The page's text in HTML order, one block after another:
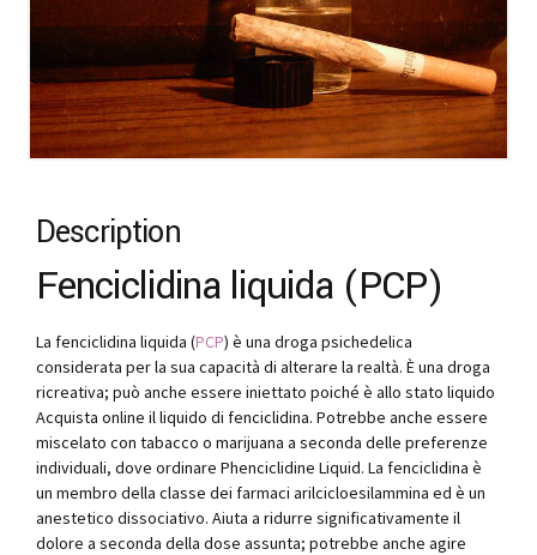
Description
Fenciclidina liquida (PCP)
La fenciclidina liquida (PCP) è una droga psichedelica
considerata per la sua capacità di alterare la realtà. È una droga
ricreativa; può anche essere iniettato poiché è allo stato liquido
Acquista online il liquido di fenciclidina. Potrebbe anche essere
miscelato con tabacco o marijuana a seconda delle preferenze
individuali, dove ordinare Phenciclidine Liquid. La fenciclidina è
un membro della classe dei farmaci arilcicloesilammina ed è un
anestetico dissociativo. Aiuta a ridurre significativamente il
dolore a seconda della dose assunta; potrebbe anche agire